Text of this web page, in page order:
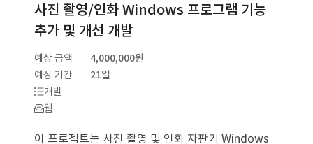
사진 촬영/인화 Windows 프로그램 기능
추가 및 개선 개발
예상 금액
4,000,000원
예상 기간
21일
개발
웹
이 프로젝트는 사진 촬영 및 인화 자판기 Windows